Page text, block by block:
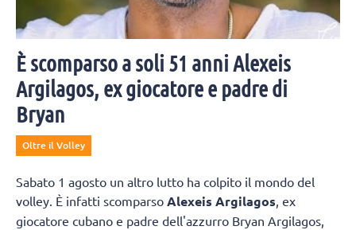
È scomparso a soli 51 anni Alexeis
Argilagos, ex giocatore e padre di
Bryan
Oltre il Volley
Sabato 1 agosto un altro lutto ha colpito il mondo del
volley. È infatti scomparso Alexeis Argilagos , ex
giocatore cubano e padre dell'azzurro Bryan Argilagos,